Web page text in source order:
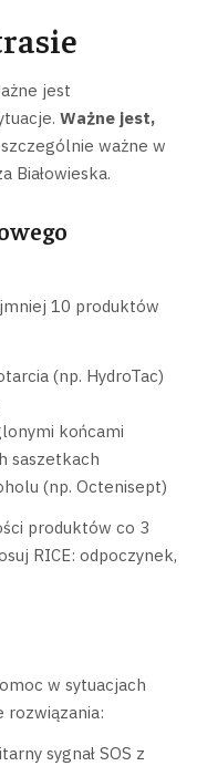
jest
Ważne jest,
szczególnie ważne w
Białowieska.
10 produktów
(np. HydroTac)
końcami
saszetkach
(np. Octenisept)
produktów co 3
RICE: odpoczynek,
w sytuacjach
rozwiązania:
sygnał SOS z